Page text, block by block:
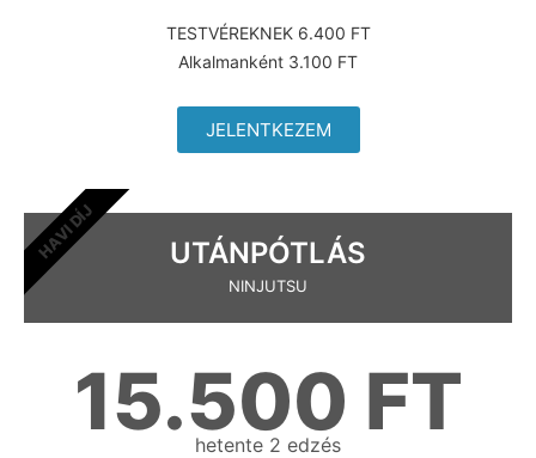
TESTVÉREKNEK 6.400 FT
Alkalmanként 3.100 FT
JELENTKEZEM
HAVI DÍJ UTÁNPÓTLÁS
NINJUTSU
15.500 FT
hetente 2 edzés